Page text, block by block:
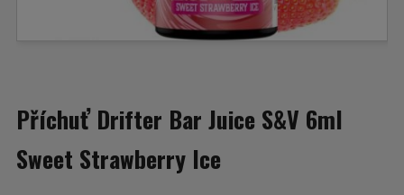
Příchuť Drifter Bar Juice S&V 6ml
Sweet Strawberry Ice